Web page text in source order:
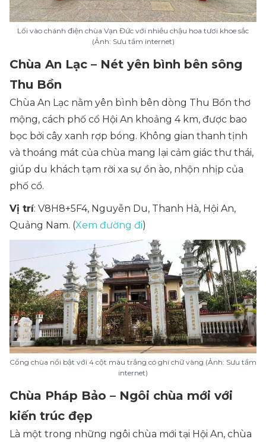
Lối vào chánh điện chùa Vạn Đức với nhiều chậu hoa tươi khoe sắc
(Ảnh: Sưu tầm internet)
Chùa An Lạc – Nét yên bình bên sông
Thu Bồn
Chùa An Lạc nằm yên bình bên dòng Thu Bồn thơ
mộng, cách phố cổ Hội An khoảng 4 km, được bao
bọc bởi cây xanh rợp bóng. Không gian thanh tịnh
và thoáng mát của chùa mang lại cảm giác thư thái,
giúp du khách tạm rời xa sự ồn ào, nhộn nhịp của
phố cổ.
Vị trí: V8H8+5F4, Nguyễn Du, Thanh Hà, Hội An,
Quảng Nam. (Xem đường đi)
Cổng chùa nổi bật với 4 cột màu trắng có ghi chữ vàng (Ảnh: Sưu tầm
internet)
Chùa Pháp Bảo – Ngôi chùa mới với
kiến trúc đẹp
Là một trong những ngôi chùa mới tại Hội An, chùa